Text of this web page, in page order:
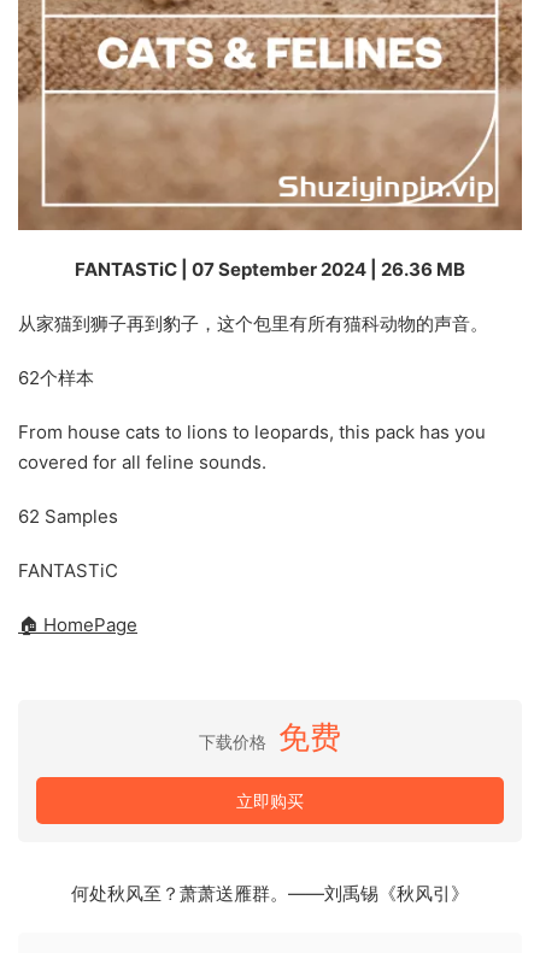
FANTASTiC | 07 September 2024 | 26.36 MB
从家猫到狮子再到豹子，这个包里有所有猫科动物的声音。
62个样本
From house cats to lions to leopards, this pack has you
covered for all feline sounds.
62 Samples
FANTASTiC
🏠 HomePage
下载价格 免费
立即购买
何处秋风至？萧萧送雁群。——刘禹锡《秋风引》